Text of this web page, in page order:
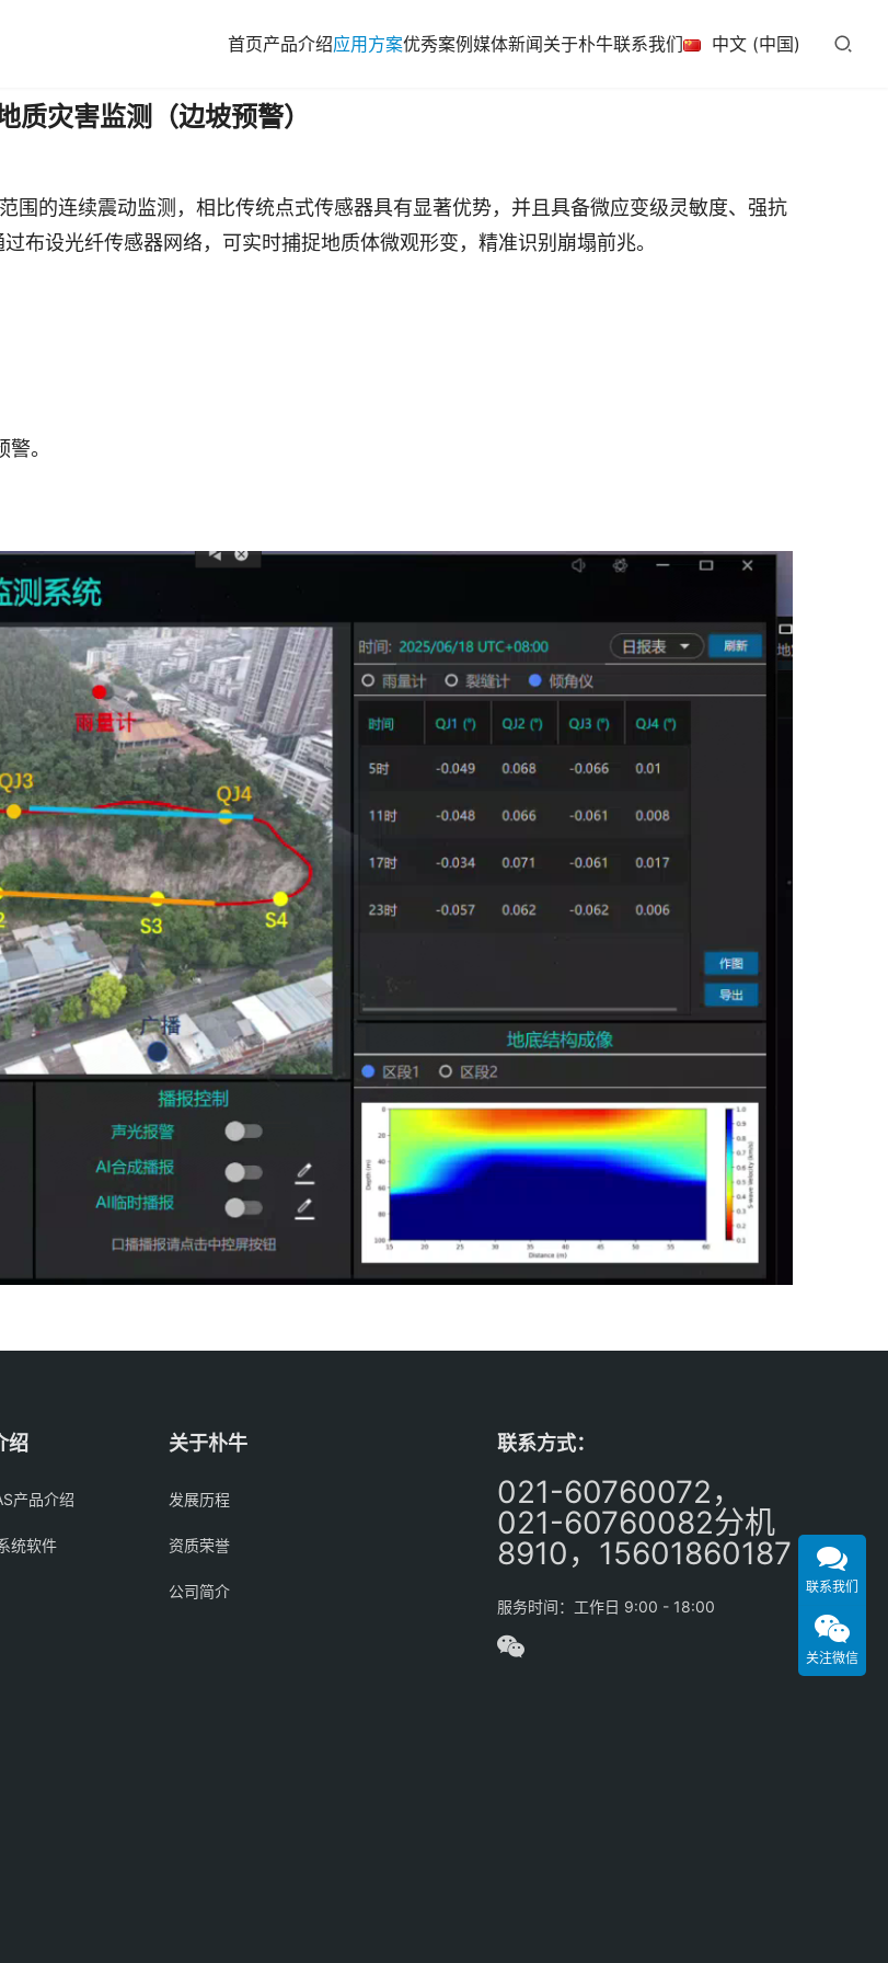
首页产品介绍应用方案优秀案例媒体新闻关于朴牛联系我们 中文 (中国)
质灾害监测（边坡预警）
围的连续震动监测，相比传统点式传感器具有显著优势，并且具备微应变级灵敏度、强抗
布设光纤传感器网络，可实时捕捉地质体微观形变，精准识别崩塌前兆。
。
绍
产品介绍
统软件
关于朴牛
发展历程
资质荣誉
公司简介
联系方式：
021-60760072，
021-60760082分机
8910，15601860187
服务时间：工作日 9:00 - 18:00
联系我们
关注微信